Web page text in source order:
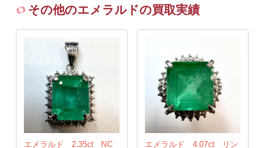
その他のエメラルドの買取実績
エメラルド 2.35ct NC
エメラルド 4.07ct リン